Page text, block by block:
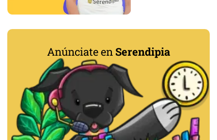
Anúnciate en Serendipia